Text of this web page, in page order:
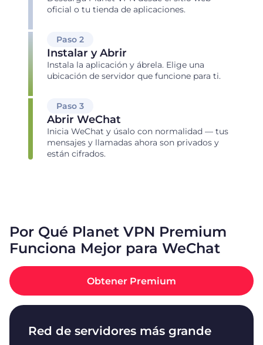
oficial o tu tienda de aplicaciones.
Paso 2
Instalar y Abrir
Instala la aplicación y ábrela. Elige una
ubicación de servidor que funcione para ti.
Paso 3
Abrir WeChat
Inicia WeChat y úsalo con normalidad — tus
mensajes y llamadas ahora son privados y
están cifrados.
Por Qué Planet VPN Premium
Funciona Mejor para WeChat
Obtener Premium
Red de servidores más grande